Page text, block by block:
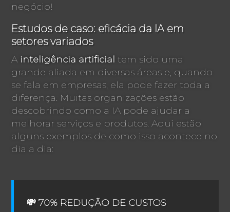
negócio!
Estudos de caso: eficácia da IA em
setores variados
A inteligência artificial tem sido uma
grande aliada em diversas áreas e, quando
se fala em empresas, ela pode fazer toda a
diferença. Muitas organizações estão
descobrindo como a IA pode ajudar a
melhorar serviços e produtos. Aqui estão
alguns exemplos de como isso acontece no
dia a dia:
💸 70% REDUÇÃO DE CUSTOS